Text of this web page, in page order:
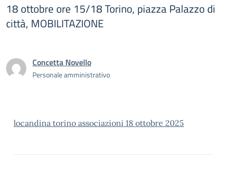
18 ottobre ore 15/18 Torino, piazza Palazzo di
città, MOBILITAZIONE
Concetta Novello
Personale amministrativo
locandina torino associazioni 18 ottobre 2025